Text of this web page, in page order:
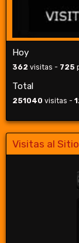
Hoy
362 visitas - 725
Total
251040 visitas -
Visitas al Sitio